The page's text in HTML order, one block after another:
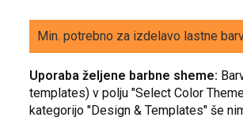
Min. potrebno za izdelavo lastne
Uporaba željene barbne sheme:
templates) v polju "Select Color
kategorijo "Design & Templates" še